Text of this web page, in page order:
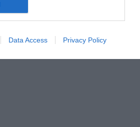
Data Access Privacy Policy